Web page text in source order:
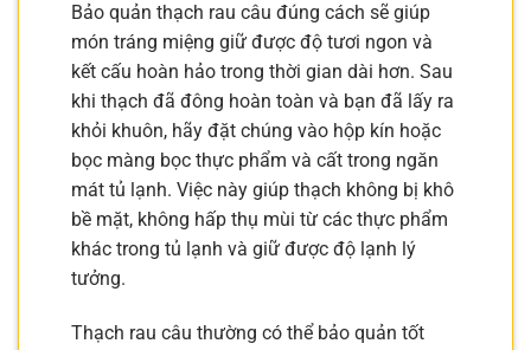
Bảo quản thạch rau câu đúng cách sẽ giúp
món tráng miệng giữ được độ tươi ngon và
kết cấu hoàn hảo trong thời gian dài hơn. Sau
khi thạch đã đông hoàn toàn và bạn đã lấy ra
khỏi khuôn, hãy đặt chúng vào hộp kín hoặc
bọc màng bọc thực phẩm và cất trong ngăn
mát tủ lạnh. Việc này giúp thạch không bị khô
bề mặt, không hấp thụ mùi từ các thực phẩm
khác trong tủ lạnh và giữ được độ lạnh lý
tưởng.
Thạch rau câu thường có thể bảo quản tốt